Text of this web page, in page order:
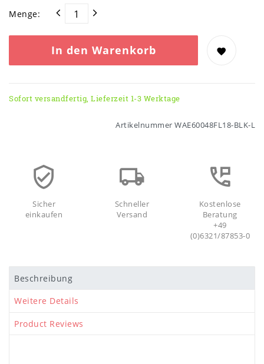
Menge:
In den Warenkorb
Sofort versandfertig, Lieferzeit 1-3 Werktage
Artikelnummer WAE60048FL18-BLK-L
Sicher
einkaufen
Schneller
Versand
Kostenlose
Beratung
+49
(0)6321/87853-0
Beschreibung
Weitere Details
Product Reviews